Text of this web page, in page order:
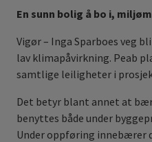
En sunn bolig å bo i,
Vigør – Inga Sparboes veg
lav klimapåvirkning. Peab
samtlige leiligheter i
Det betyr blant annet at
benyttes både under
Under oppføring innebærer